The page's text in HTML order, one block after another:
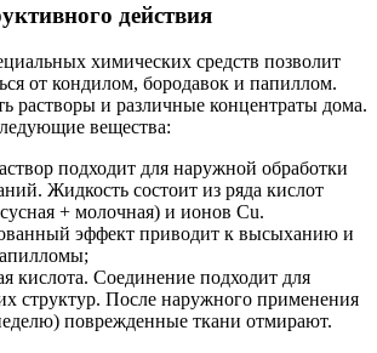
действия
химических средств позволит
от кондилом, бородавок и папиллом.
растворы и различные концентраты дома.
вещества:
подходит для наружной обработки
Жидкость состоит из ряда кислот
+ молочная) и ионов Cu.
эффект приводит к высыханию и
кислота. Соединение подходит для
структур. После наружного применения
поврежденные ткани отмирают.